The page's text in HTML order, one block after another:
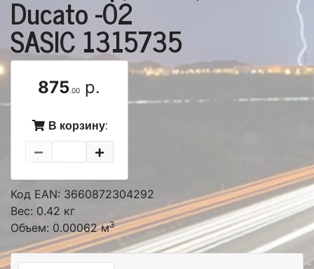
Ducato -02
SASIC 1315735
875.00 р.
В корзину:
Код EAN: 3660872304292
Вес: 0.42 кг
Объем: 0.00062 м3